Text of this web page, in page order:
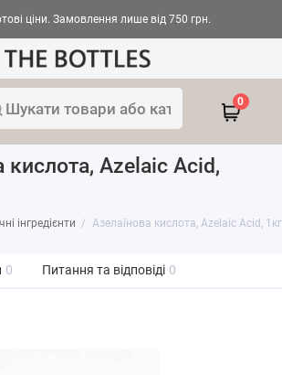
ціни. Замовлення лише від 750 грн.
0
кислота, Azelaic Acid,
інгредієнти Азелаїнова кислота, Azelaic Acid, 1кг
0 Питання та відповіді 0